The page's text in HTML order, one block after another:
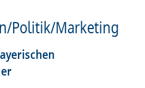
Politik/Marketing